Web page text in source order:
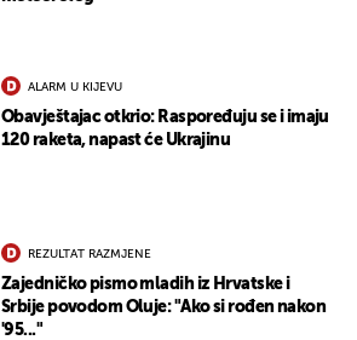
ALARM U KIJEVU
Obavještajac otkrio: Raspoređuju se i imaju
120 raketa, napast će Ukrajinu
REZULTAT RAZMJENE
Zajedničko pismo mladih iz Hrvatske i
Srbije povodom Oluje: "Ako si rođen nakon
'95..."